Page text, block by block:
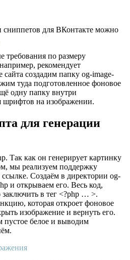
для ВКонтакте можно
требования по размеру
рекомендует
создадим папку og-image-
туда подготовленное фоновое
одну папку внутри
шрифтов на изображении.
для генерации
Так как он генерирует картинку
мы реализуем поддержку
Создаём в директории og-
и открываем его. Весь код,
в тег <?php … >.
которая откроет фоновое
изображение и вернуть его.
пустое белое и выводим